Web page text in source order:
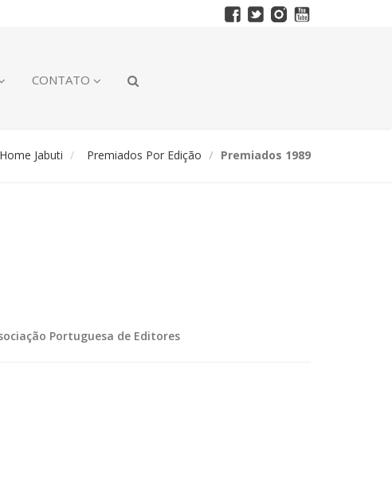
CONTATO
Home Jabuti Premiados Por Edição Premiados 1989
Portuguesa de Editores